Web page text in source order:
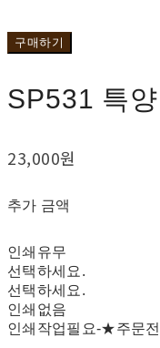
구매하기
SP531 특
23,000원
추가 금액
인쇄유무
선택하세요.
선택하세요.
인쇄없음
인쇄작업필요-★주문